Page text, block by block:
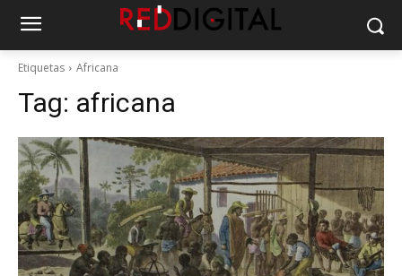
Etiquetas Africana
Tag: africana